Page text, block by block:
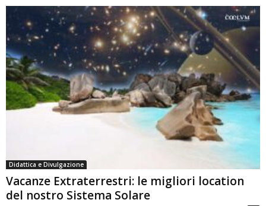
Didattica e Divulgazione
Vacanze Extraterrestri: le migliori location
del nostro Sistema Solare